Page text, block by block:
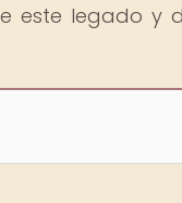
este legado y